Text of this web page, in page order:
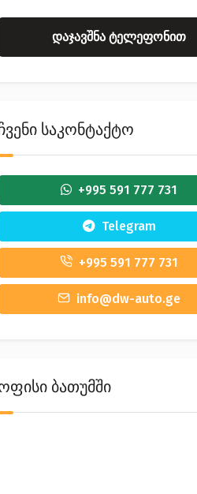
დაჯავშნა ტელეფონით
საკონტაქტო
+995 591 777 731
Telegram
+995 591 777 731
info@dw-auto.ge
ბათუმში